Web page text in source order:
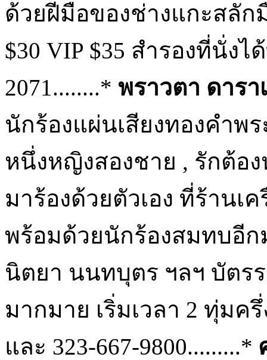
ด้วยฝีมือของช่างแกะสลัก
$30 VIP $35 สำรองที่นั่งไ
2071........* พราวตา ดารา
นักร้องแผ่นเสียงทองคำพ
หนึ่งหญิงสองชาย , รักต้อ
มาร้องด้วยตัวเอง ที่ร้านเ
พร้อมด้วยนักร้องสมทบอีก
นิตยา นนทบุตร ฯลฯ บัตร
มากมาย เริ่มเวลา 2 ทุ่มค
และ 323-667-9800.........*